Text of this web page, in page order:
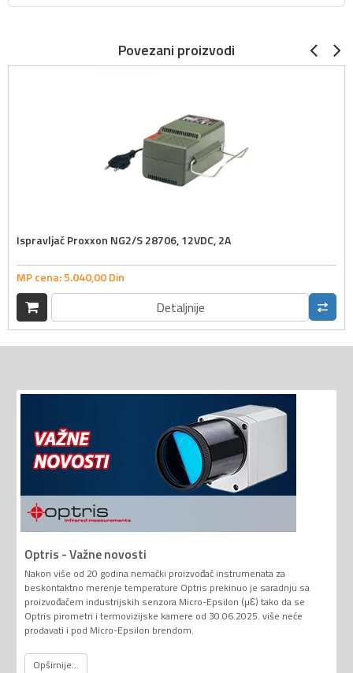
Povezani proizvodi
Ispravljač Proxxon NG2/S 28706, 12VDC, 2A
MP cena:5.040,00Din
Detaljnije
Optris - Važne novosti
Nakon više od 20 godina nemački proizvođač instrumenata za
beskontaktno merenje temperature Optris prekinuo je saradnju sa
proizvođačem industrijskih senzora Micro-Epsilon (µƐ) tako da se
Optris pirometri i termovizijske kamere od 30.06.2025. više neće
prodavati i pod Micro-Epsilon brendom.
Opširnije...